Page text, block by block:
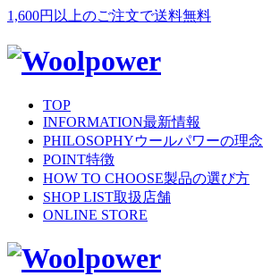
1,600円以上のご注文で送料無料
TOP
INFORMATION最新情報
PHILOSOPHYウールパワーの理念
POINT特徴
HOW TO CHOOSE製品の選び方
SHOP LIST取扱店舗
ONLINE STORE